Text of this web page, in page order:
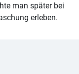
man später bei
erleben.